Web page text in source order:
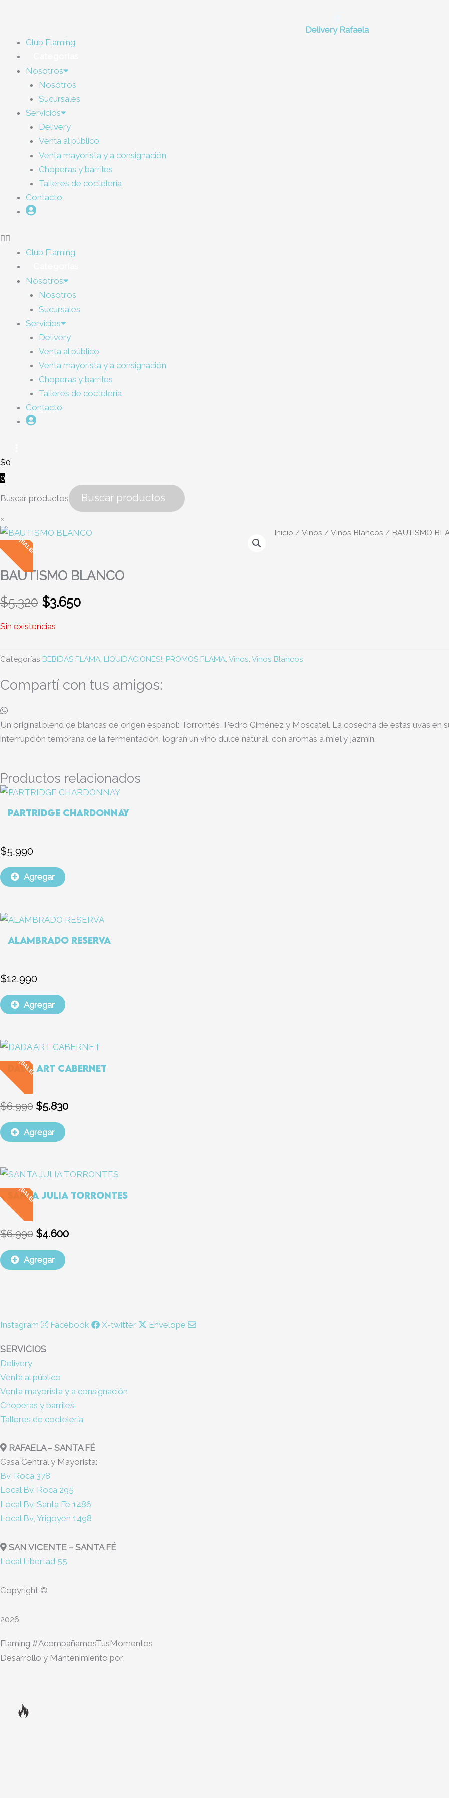
Delivery Rafaela
Club Flaming
Nosotros
Nosotros
Sucursales
Servicios
Delivery
Venta al público
Venta mayorista y a consignación
Choperas y barriles
Talleres de coctelería
Contacto
Club Flaming
Nosotros
Nosotros
Sucursales
Servicios
Delivery
Venta al público
Venta mayorista y a consignación
Choperas y barriles
Talleres de coctelería
Contacto
$0
0
Buscar productos
×
Inicio /Vinos /Vinos Blancos / BAUTISMO
BAUTISMO BLANCO
$5.320
El
era:
$3.650
El
es:
Sin existencias
Categorías BEBIDAS FLAMA, LIQUIDACIONES!, PROMOS FLAMA, Vinos, Vinos Blancos
Compartí con tus amigos:
Un original blend de blancas de origen español: Torrontés, Pedro Giménez y Moscatel. La cosecha de estas uvas en
interrupción temprana de la fermentación, logran un vino dulce natural, con aromas a miel y jazmin.
Productos relacionados
PARTRIDGE CHARDONNAY
$5.990
Agregar
ALAMBRADO RESERVA
$12.990
Agregar
DADA ART CABERNET
$6.990
El
original
$6.990.
$5.830
El
actual
Agregar
SANTA JULIA TORRONTES
$6.990
El
original
$6.990.
$4.600
El
actual
Agregar
Instagram Facebook X-twitter Envelope
SERVICIOS
Delivery
Venta al público
Venta mayorista y a consignación
Choperas y barriles
Talleres de coctelería
RAFAELA – SANTA FÉ
Casa Central y Mayorista:
Bv. Roca 378
Local Bv. Roca 295
Local Bv. Santa Fe 1486
Local Bv, Yrigoyen 1498
SAN VICENTE – SANTA FÉ
Local Libertad 55
Copyright ©
2026
Flaming #AcompañamosTusMomentos
Desarrollo y Mantenimiento por:
¡SALE!
¡SALE!
¡SALE!